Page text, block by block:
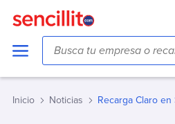
Agua
Aguas Andinas
Aguas Araucania
Inicio Noticias